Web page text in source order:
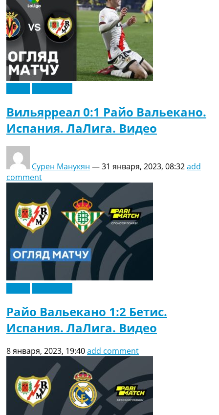
Вильярреал 0:1 Райо Вальекано.
Испания. ЛаЛига. Видео
Сурен Манукян —31 января, 2023, 08:32add
comment
Райо Вальекано 1:2 Бетис.
Испания. ЛаЛига. Видео
8 января, 2023, 19:40add comment